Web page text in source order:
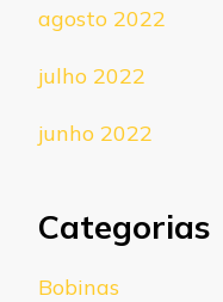
agosto 2022
julho 2022
junho 2022
Categorias
Bobinas